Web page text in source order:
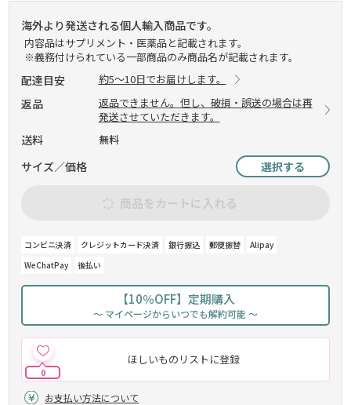
海外より発送される個人輸入商品です。
内容品はサプリメント・医薬品と記載されます。
※義務付けられている一部商品のみ商品名が記載されます。
配達目安 約5～10日でお届けします。
返品
返品できません。但し、破損・誤送の場合は再
発送させていただきます。
送料 無料
サイズ／価格 選択する
商品をカートに入れる
コンビニ決済 クレジットカード決済 銀行振込 郵便振替
Alipay
WeChatPay
後払い
【10％OFF】定期購入
～ マイページからいつでも解約可能 ～
ほしいものリストに登録
0
お支払い方法について